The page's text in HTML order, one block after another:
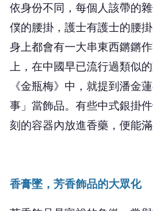
依身份不同，每個人該帶的
僕的腰掛，護士有護士的腰
身上都會有一大串東西鏘鏘
上，在中國早已流行過類似
《金瓶梅》中，就提到潘金
事」當飾品。有些中式銀掛
刻的容器內放進香藥，便能滿
香膏墜，芳香飾品的大眾化